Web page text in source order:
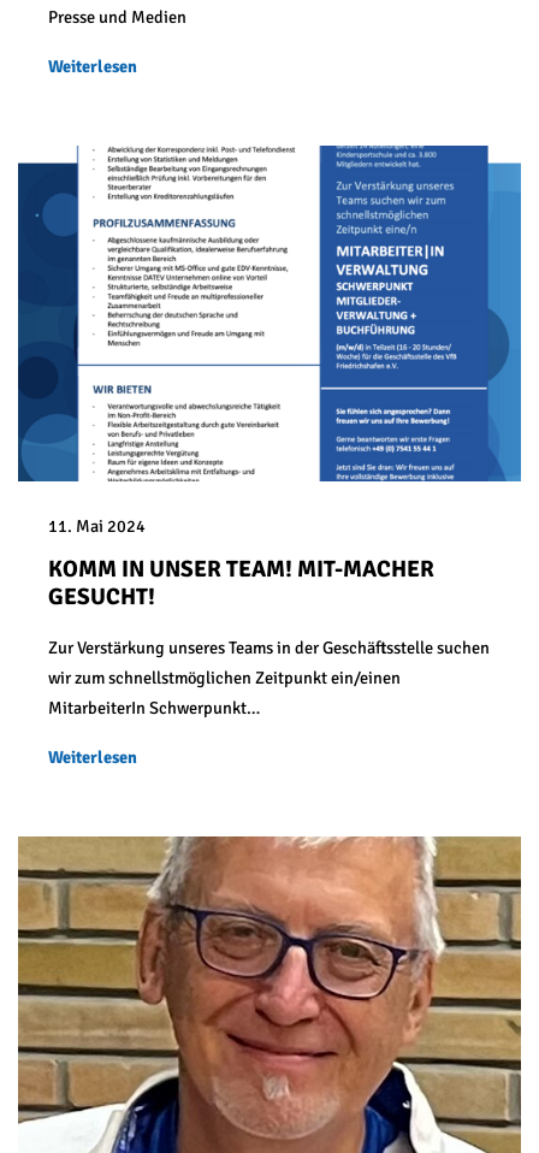
Presse und Medien
Weiterlesen
11. Mai 2024
KOMM IN UNSER TEAM! MIT-MACHER
GESUCHT!
Zur Verstärkung unseres Teams in der Geschäftsstelle suchen
wir zum schnellstmöglichen Zeitpunkt ein/einen
MitarbeiterIn Schwerpunkt…
Weiterlesen